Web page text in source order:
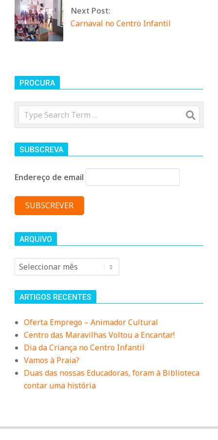
n
d
e
Next Post:
Carnaval no Centro Infantil
PROCURA
Search
SUBSCREVA
Endereço de email
ARQUIVO
Arquivo
ARTIGOS RECENTES
Oferta Emprego – Animador Cultural
Centro das Maravilhas Voltou a Encantar!
Dia da Criança no Centro Infantil
Vamos à Praia?
Duas das nossas Educadoras, foram à Biblioteca
contar uma história